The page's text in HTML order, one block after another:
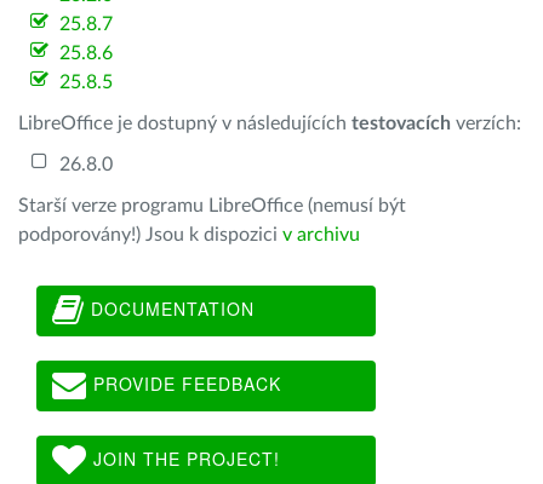
25.8.7
25.8.6
25.8.5
LibreOffice je dostupný v následujících testovacích verzích:
26.8.0
Starší verze programu LibreOffice (nemusí být
podporovány!) Jsou k dispozici v archivu
DOCUMENTATION
PROVIDE FEEDBACK
JOIN THE PROJECT!